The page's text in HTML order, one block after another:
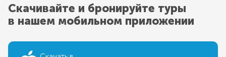
Скачивайте и бронируйте туры
в нашем мобильном приложении